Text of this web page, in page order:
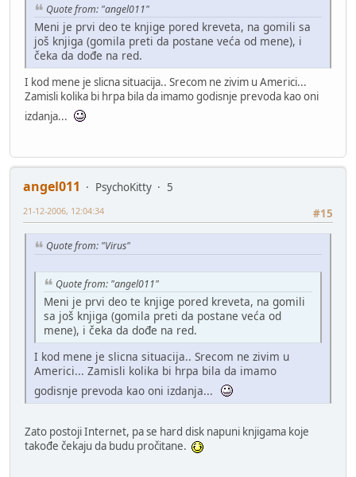
Quote from: "angel011"
Meni je prvi deo te knjige pored kreveta, na gomili sa
još knjiga (gomila preti da postane veća od mene), i
čeka da dođe na red.
I kod mene je slicna situacija.. Srecom ne zivim u Americi...
Zamisli kolika bi hrpa bila da imamo godisnje prevoda kao oni
izdanja...
angel011 PsychoKitty
5
#15
21-12-2006, 12:04:34
Quote from: "Virus"
Quote from: "angel011"
Meni je prvi deo te knjige pored kreveta, na gomili
sa još knjiga (gomila preti da postane veća od
mene), i čeka da dođe na red.
I kod mene je slicna situacija.. Srecom ne zivim u
Americi... Zamisli kolika bi hrpa bila da imamo
godisnje prevoda kao oni izdanja...
Zato postoji Internet, pa se hard disk napuni knjigama koje
takođe čekaju da budu pročitane.